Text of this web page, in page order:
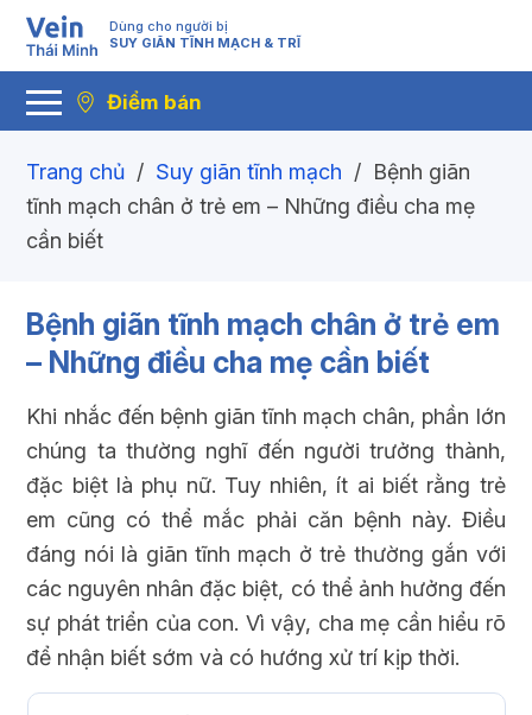
Dùng cho người bị
SUY GIÃN TĨNH MẠCH & TRĨ
Điểm bán
Trang chủ / Suy giãn tĩnh mạch / Bệnh giãn
tĩnh mạch chân ở trẻ em – Những điều cha mẹ
cần biết
Bệnh giãn tĩnh mạch chân ở trẻ em
– Những điều cha mẹ cần biết
Khi nhắc đến bệnh giãn tĩnh mạch chân, phần lớn
chúng ta thường nghĩ đến người trưởng thành,
đặc biệt là phụ nữ. Tuy nhiên, ít ai biết rằng trẻ
em cũng có thể mắc phải căn bệnh này. Điều
đáng nói là giãn tĩnh mạch ở trẻ thường gắn với
các nguyên nhân đặc biệt, có thể ảnh hưởng đến
sự phát triển của con. Vì vậy, cha mẹ cần hiểu rõ
để nhận biết sớm và có hướng xử trí kịp thời.